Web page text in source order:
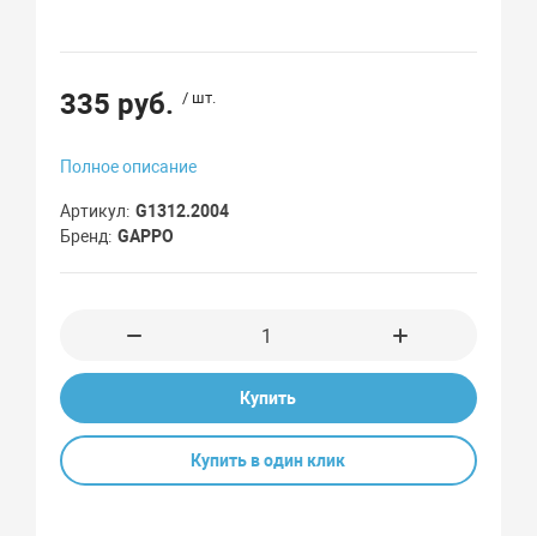
335 руб. / шт.
Полное описание
Артикул G1312.2004
Бренд GAPPO
Купить
Купить в один клик